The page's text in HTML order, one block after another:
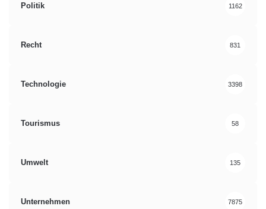
Politik 1162
Recht 831
Technologie 3398
Tourismus 58
Umwelt 135
Unternehmen 7875